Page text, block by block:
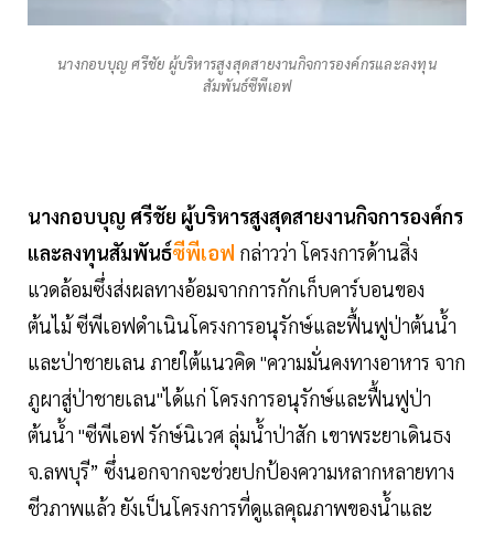
นางกอบบุญ ศรีชัย ผู้บริหารสูงสุดสายงานกิจการองค์กรและลงทุน
สัมพันธ์ซีพีเอฟ
นางกอบบุญ ศรีชัย ผู้บริหารสูงสุดสายงานกิจการองค์กร
และลงทุนสัมพันธ์ซีพีเอฟ กล่าวว่า โครงการด้านสิ่ง
แวดล้อมซึ่งส่งผลทางอ้อมจากการกักเก็บคาร์บอนของ
ต้นไม้ ซีพีเอฟดำเนินโครงการอนุรักษ์และฟื้นฟูป่าต้นน้ำ
และป่าชายเลน ภายใต้แนวคิด "ความมั่นคงทางอาหาร จาก
ภูผาสู่ป่าชายเลน"ได้แก่ โครงการอนุรักษ์และฟื้นฟูป่า
ต้นน้ำ "ซีพีเอฟ รักษ์นิเวศ ลุ่มน้ำป่าสัก เขาพระยาเดินธง
จ.ลพบุรี” ซึ่งนอกจากจะช่วยปกป้องความหลากหลายทาง
ชีวภาพแล้ว ยังเป็นโครงการที่ดูแลคุณภาพของน้ำและ